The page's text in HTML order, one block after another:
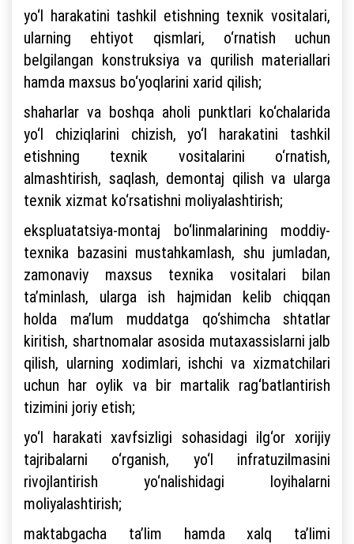
yo‘l harakatini tashkil etishning texnik vositalari,
ularning ehtiyot qismlari, o‘rnatish uchun
belgilangan konstruksiya va qurilish materiallari
hamda maxsus bo‘yoqlarini xarid qilish;
shaharlar va boshqa aholi punktlari ko‘chalarida
yo‘l chiziqlarini chizish, yo‘l harakatini tashkil
etishning texnik vositalarini o‘rnatish,
almashtirish, saqlash, demontaj qilish va ularga
texnik xizmat ko‘rsatishni moliyalashtirish;
ekspluatatsiya-montaj bo‘linmalarining moddiy-
texnika bazasini mustahkamlash, shu jumladan,
zamonaviy maxsus texnika vositalari bilan
ta’minlash, ularga ish hajmidan kelib chiqqan
holda ma’lum muddatga qo‘shimcha shtatlar
kiritish, shartnomalar asosida mutaxassislarni jalb
qilish, ularning xodimlari, ishchi va xizmatchilari
uchun har oylik va bir martalik rag‘batlantirish
tizimini joriy etish;
yo‘l harakati xavfsizligi sohasidagi ilg‘or xorijiy
tajribalarni o‘rganish, yo‘l infratuzilmasini
rivojlantirish yo‘nalishidagi loyihalarni
moliyalashtirish;
maktabgacha ta’lim hamda xalq ta’limi